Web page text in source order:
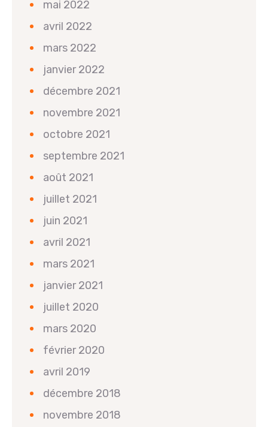
mai 2022
avril 2022
mars 2022
janvier 2022
décembre 2021
novembre 2021
octobre 2021
septembre 2021
août 2021
juillet 2021
juin 2021
avril 2021
mars 2021
janvier 2021
juillet 2020
mars 2020
février 2020
avril 2019
décembre 2018
novembre 2018